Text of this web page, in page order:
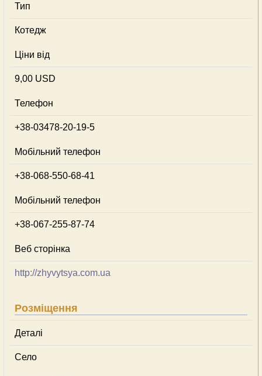
Тип
Котедж
Ціни від
9,00 USD
Телефон
+38-03478-20-19-5
Мобільний телефон
+38-068-550-68-41
Мобільний телефон
+38-067-255-87-74
Веб сторінка
http://zhyvytsya.com.ua
Розміщення
Деталі
Село